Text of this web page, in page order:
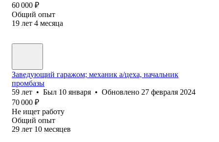
60 000 ₽
Общий опыт
19 лет 4 месяца
Заведующий гаражом; механик а/цеха, начальник
промбазы
59 лет • Был 10 января • Обновлено 27 февраля 2024
70 000 ₽
Не ищет работу
Общий опыт
29 лет 10 месяцев